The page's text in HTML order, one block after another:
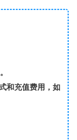
和充值费用，如